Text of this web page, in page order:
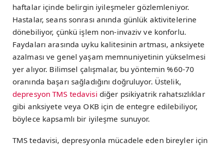
haftalar içinde belirgin iyileşmeler gözlemleniyor.
Hastalar, seans sonrası anında günlük aktivitelerine
dönebiliyor, çünkü işlem non-invaziv ve konforlu.
Faydaları arasında uyku kalitesinin artması, anksiyete
azalması ve genel yaşam memnuniyetinin yükselmesi
yer alıyor. Bilimsel çalışmalar, bu yöntemin %60-70
oranında başarı sağladığını doğruluyor. Üstelik,
depresyon TMS tedavisi diğer psikiyatrik rahatsızlıklar
gibi anksiyete veya OKB için de entegre edilebiliyor,
böylece kapsamlı bir iyileşme sunuyor.
TMS tedavisi, depresyonla mücadele eden bireyler için